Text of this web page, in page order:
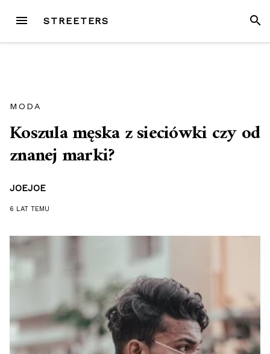
treści
MENU STREETERS
MODA
Koszula męska z sieciówki czy od
znanej marki?
JOEJOE
6 LAT TEMU